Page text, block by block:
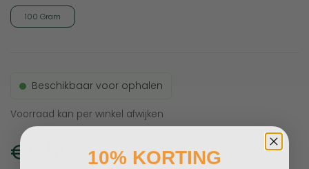
100 Gram
Beschikbaar voor ophalen
Voorraad kan per winkel afwijken
Prijs:
€5,59 10% KORTING